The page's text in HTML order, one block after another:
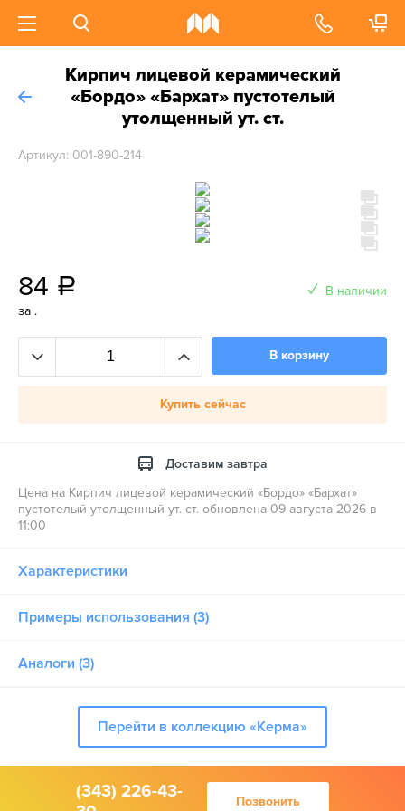
Кирпич лицевой керамический
«Бордо» «Бархат» пустотелый
утолщенный ут. ст.
Артикул: 001-890-214
84 a
за .
В наличии
В корзину
Купить сейчас
Доставим завтра
Цена на Кирпич лицевой керамический «Бордо» «Бархат»
пустотелый утолщенный ут. ст. обновлена 09 августа 2026 в
11:00
Характеристики
Примеры использования (3)
Аналоги (3)
Перейти в коллекцию «Керма»
(343) 226-43-
Позвонить